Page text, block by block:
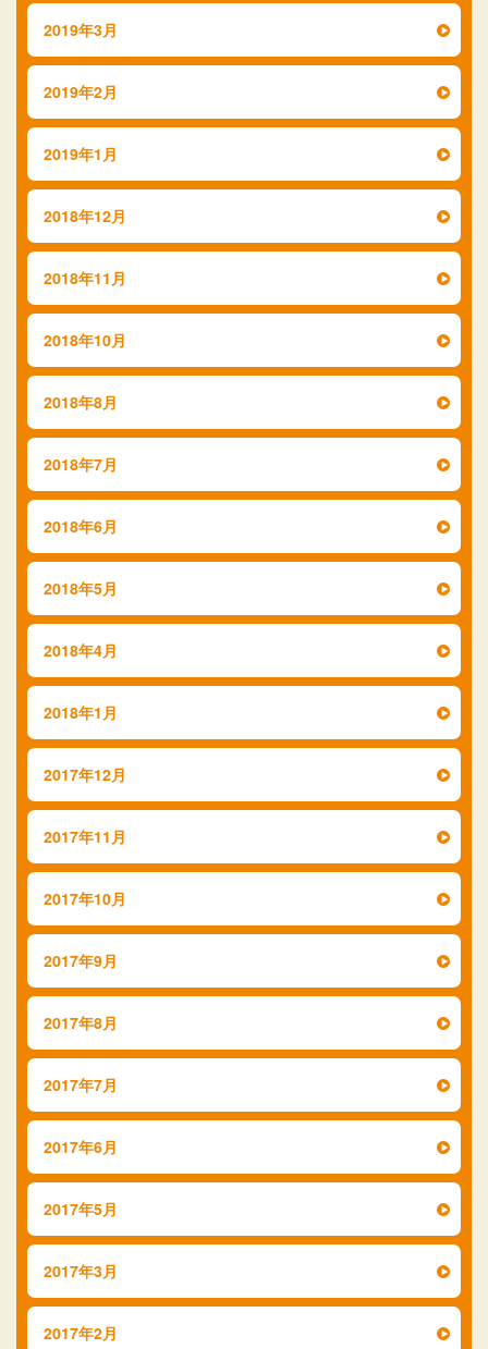
2019年3月
2019年2月
2019年1月
2018年12月
2018年11月
2018年10月
2018年8月
2018年7月
2018年6月
2018年5月
2018年4月
2018年1月
2017年12月
2017年11月
2017年10月
2017年9月
2017年8月
2017年7月
2017年6月
2017年5月
2017年3月
2017年2月